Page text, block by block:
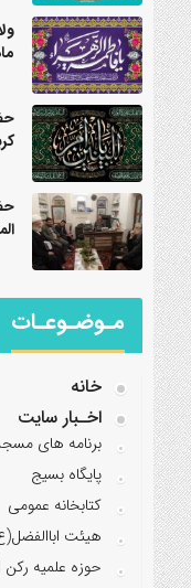
مـوضـوعـات
خانه
اخـبار سایت
برنامه‌ های
پایگاه بسیج
کتابخانه عمومی
هیئت
حوزه علمیه